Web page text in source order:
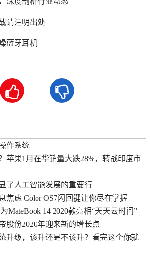
请注明出处
蓝牙耳机
 
作系统
苹果1月在华销量大跌28%，转战印度市
了人工智能发展的重要行！
焦虑 Color OS7闪回键让你尽在掌握
MateBook 14 2020款亮相“天天云时间”
股份2020年迎来新的增长点
升级，该升还是不该升？看完这个你就